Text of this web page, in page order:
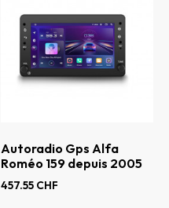
Autoradio Gps Alfa
Roméo 159 depuis 2005
457.55 CHF